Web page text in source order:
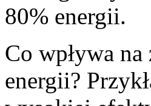
80% energii.
Co wpływa
energii?